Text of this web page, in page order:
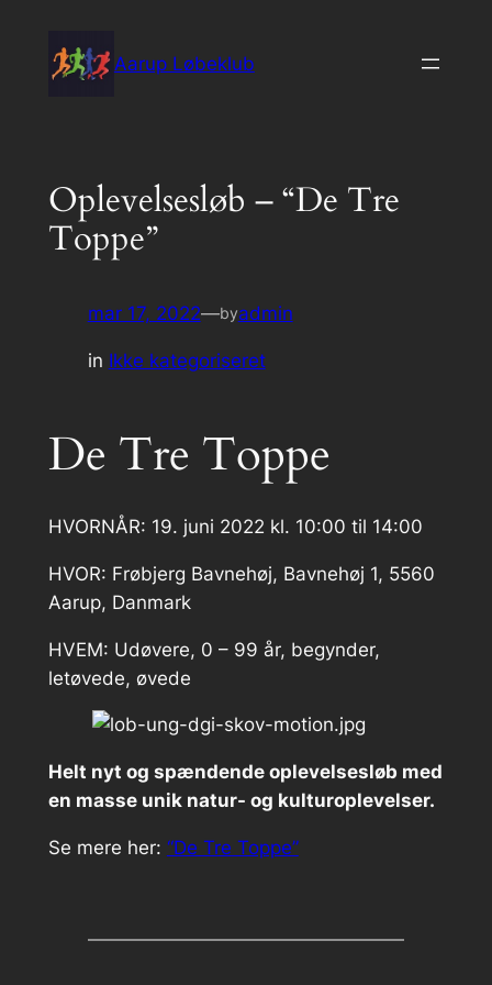
indhold
Aarup Løbeklub
Oplevelsesløb – “De Tre
Toppe”
mar 17, 2022—byadmin
in Ikke kategoriseret
De Tre Toppe
HVORNÅR: 19. juni 2022 kl. 10:00 til 14:00
HVOR: Frøbjerg Bavnehøj, Bavnehøj 1, 5560
Aarup, Danmark
HVEM: Udøvere, 0 – 99 år, begynder,
letøvede, øvede
Helt nyt og spændende oplevelsesløb med
en masse unik natur- og kulturoplevelser.
Se mere her: “De Tre Toppe”